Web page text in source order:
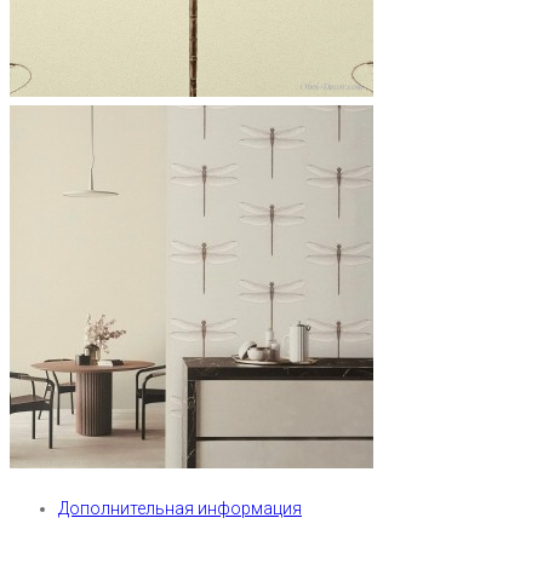
Дополнительная информация